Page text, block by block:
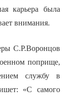
карьера была
внимания.
С.Р.Воронцов
поприще,
службу в
«С самого